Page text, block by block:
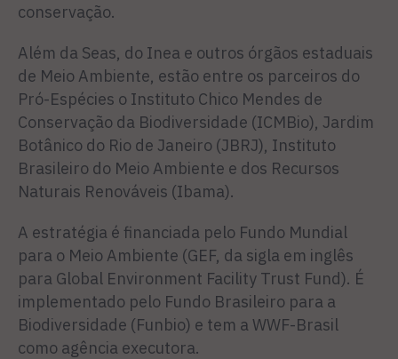
conservação.
Além da Seas, do Inea e outros órgãos estaduais
de Meio Ambiente, estão entre os parceiros do
Pró-Espécies o Instituto Chico Mendes de
Conservação da Biodiversidade (ICMBio), Jardim
Botânico do Rio de Janeiro (JBRJ), Instituto
Brasileiro do Meio Ambiente e dos Recursos
Naturais Renováveis (Ibama).
A estratégia é financiada pelo Fundo Mundial
para o Meio Ambiente (GEF, da sigla em inglês
para Global Environment Facility Trust Fund). É
implementado pelo Fundo Brasileiro para a
Biodiversidade (Funbio) e tem a WWF-Brasil
como agência executora.